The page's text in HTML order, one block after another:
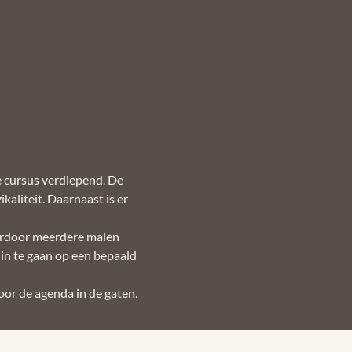
verdiepend. De
Daarnaast is er
meerdere malen
te gaan op een bepaald
de agenda in de gaten.